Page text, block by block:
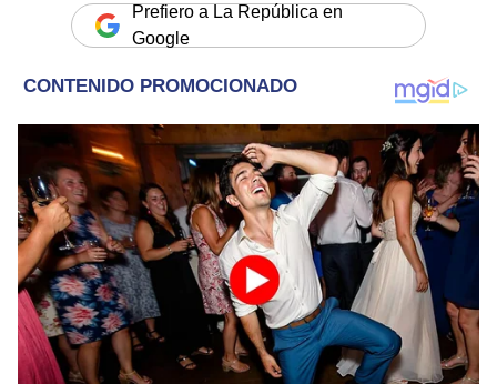
Prefiero a La República en
Google